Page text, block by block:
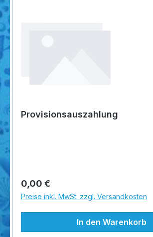
Provisionsauszahlung
Regulärer Preis:
0,00 €
Preise inkl. MwSt. zzgl. Versandkosten
In den Warenkorb